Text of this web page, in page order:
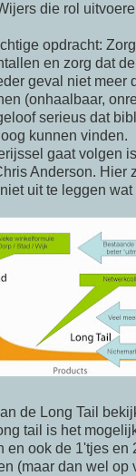
die rol
opdracht:
en zorg dat
geval niet meer
(onhaalbaar,
serieus dat
kunnen vinden.
gaat volgen
Anderson. Hier
uit te leggen wat
de Long Tail
tail is het
en ook de 1'tjes en
(maar dan wel op